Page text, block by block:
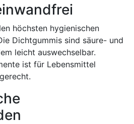
höchsten hygienischen
Dichtgummis sind säure- und
leicht auswechselbar.
ist für Lebensmittel